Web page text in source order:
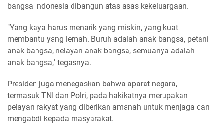
bangsa Indonesia dibangun atas asas kekeluargaan.
"Yang kaya harus menarik yang miskin, yang kuat
membantu yang lemah. Buruh adalah anak bangsa, petani
anak bangsa, nelayan anak bangsa, semuanya adalah
anak bangsa," tegasnya.
Presiden juga menegaskan bahwa aparat negara,
termasuk TNI dan Polri, pada hakikatnya merupakan
pelayan rakyat yang diberikan amanah untuk menjaga dan
mengabdi kepada masyarakat.